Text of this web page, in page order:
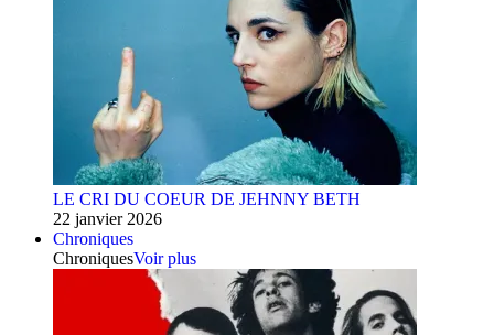
LE CRI DU COEUR DE JEHNNY BETH
22 janvier 2026
Chroniques
ChroniquesVoir plus